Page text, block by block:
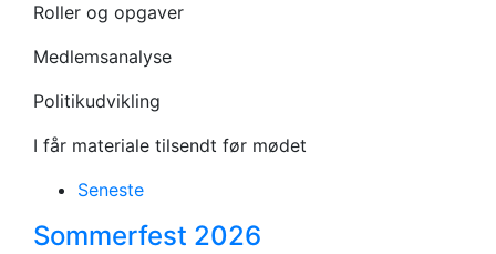
Roller og opgaver
Medlemsanalyse
Politikudvikling
I får materiale tilsendt før mødet
Seneste
Sommerfest 2026